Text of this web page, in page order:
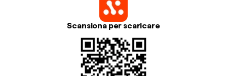
Scansiona per scaricare